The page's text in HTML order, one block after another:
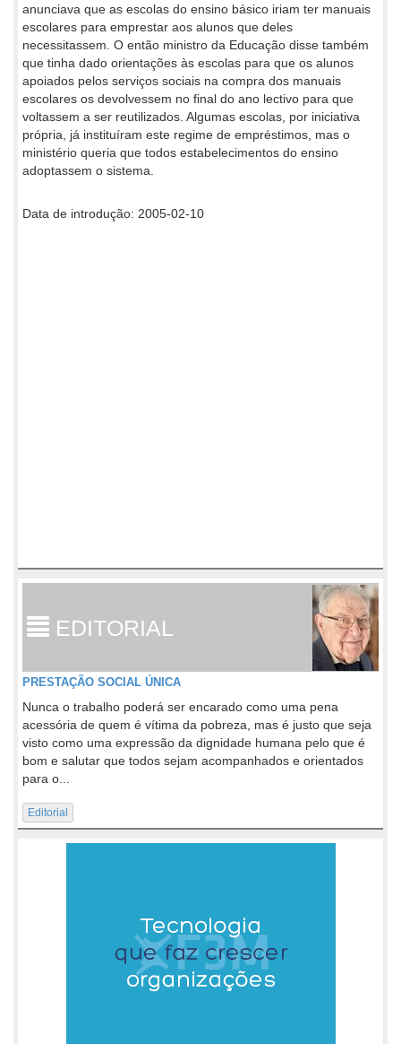
anunciava que as escolas do ensino básico iriam ter manuais
escolares para emprestar aos alunos que deles
necessitassem. O então ministro da Educação disse também
que tinha dado orientações às escolas para que os alunos
apoiados pelos serviços sociais na compra dos manuais
escolares os devolvessem no final do ano lectivo para que
voltassem a ser reutilizados. Algumas escolas, por iniciativa
própria, já instituíram este regime de empréstimos, mas o
ministério queria que todos estabelecimentos do ensino
adoptassem o sistema.
Data de introdução: 2005-02-10
EDITORIAL
PRESTAÇÃO SOCIAL ÚNICA
Nunca o trabalho poderá ser encarado como uma pena
acessória de quem é vítima da pobreza, mas é justo que seja
visto como uma expressão da dignidade humana pelo que é
bom e salutar que todos sejam acompanhados e orientados
para o...
Editorial